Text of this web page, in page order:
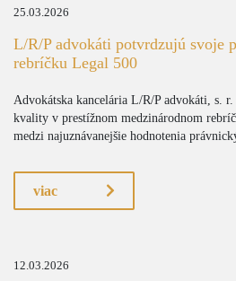
25.03.2026
L/R/P advokáti potvrdzujú svoje
rebríčku Legal 500
Advokátska kancelária L/R/P advokáti, s.
kvality v prestížnom medzinárodnom
medzi najuznávanejšie hodnotenia
viac
12.03.2026